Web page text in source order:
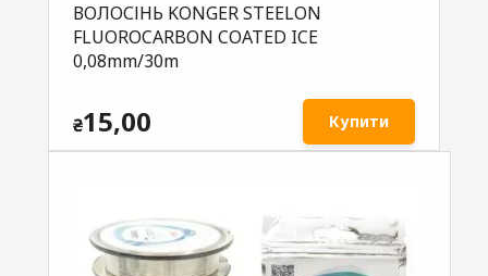
ВОЛОСІНЬ KONGER STEELON
FLUOROCARBON COATED ICE
0,08mm/30m
₴15,00 Купити